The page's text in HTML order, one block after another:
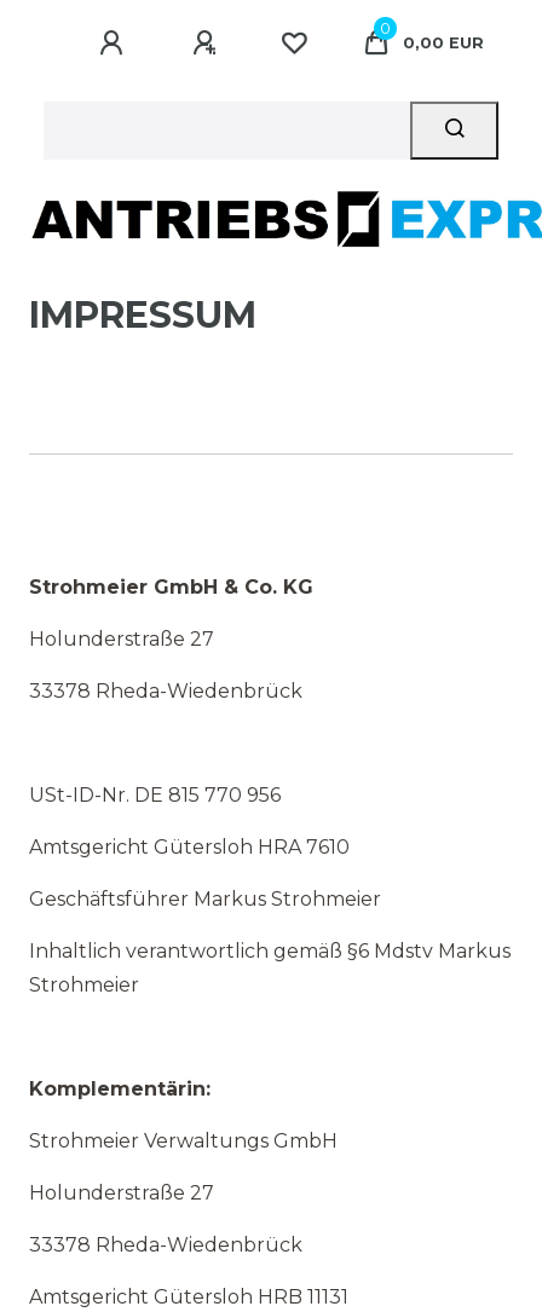
0
0,00 EUR
IMPRESSUM
Strohmeier GmbH & Co. KG
Holunderstraße 27
33378 Rheda-Wiedenbrück
USt-ID-Nr. DE 815 770 956
Amtsgericht Gütersloh HRA 7610
Geschäftsführer Markus Strohmeier
Inhaltlich verantwortlich gemäß §6 Mdstv Markus
Strohmeier
Komplementärin:
Strohmeier Verwaltungs GmbH
Holunderstraße 27
33378 Rheda-Wiedenbrück
Amtsgericht Gütersloh HRB 11131